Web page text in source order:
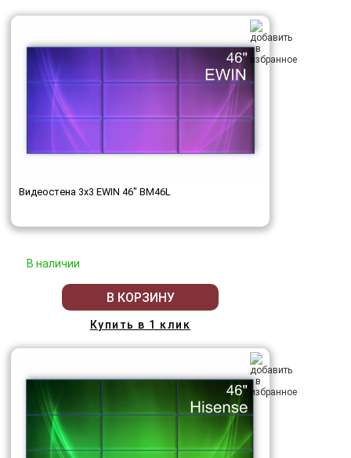
Видеостена 3x3 EWIN 46" BM46L
В наличии
В КОРЗИНУ
Купить в 1 клик